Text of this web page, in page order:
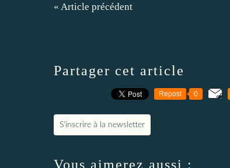
« Article précédent
Partager cet article
Repost 0
S'inscrire à la newsletter
Vous aimerez aussi :